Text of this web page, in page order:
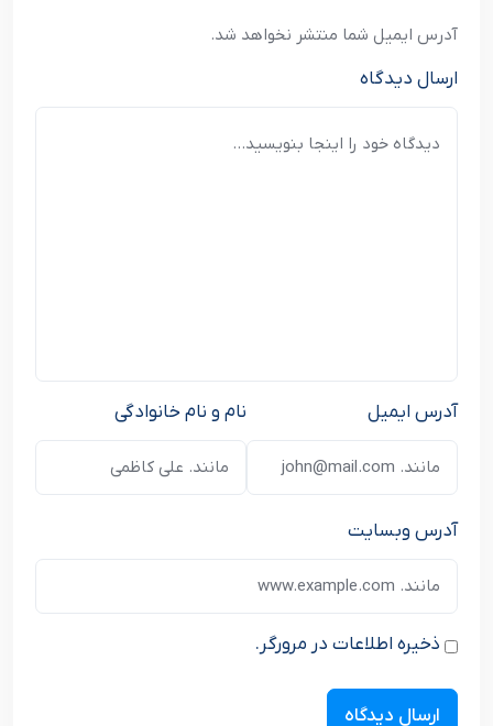
آدرس ایمیل شما منتشر نخواهد شد.
ارسال دیدگاه
نام و نام خانوادگی آدرس ایمیل
آدرس وبسایت
ذخیره اطلاعات در مرورگر.